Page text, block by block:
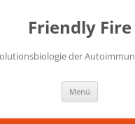
Friendly Fire
der
Menü